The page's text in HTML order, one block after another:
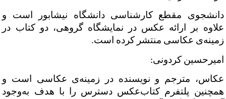
دانشجوی مقطع کارشناسی دانشگاه نیشابور است و
علاوه بر ارائه عکس در نمایشگاه گروهی، دو کتاب در
زمینه‌ی عکاسی منتشر کرده است.
امیرحسین کردونی:
عکاس، مترجم و نویسنده در زمینه‌ی عکاسی است و
همچنین پلتفرم کتاب‌عکس دسترس را با هدف به‌وجود